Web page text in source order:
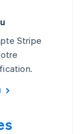
Stripe